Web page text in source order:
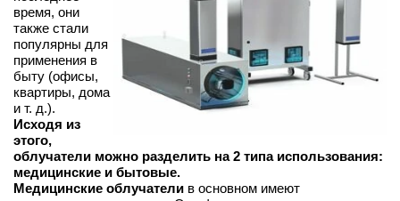
время, они
также стали
популярны для
применения в
быту (офисы,
квартиры, дома
и т. д.).
Исходя из
этого,
облучатели можно разделить на 2 типа использования:
медицинские и бытовые.
Медицинские облучатели в основном имеют